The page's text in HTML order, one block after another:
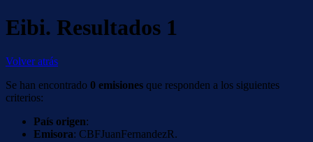
Eibi. Resultados 1
Volver atrás
Se han encontrado 0 emisiones que responden a los siguientes
criterios:
País origen:
Emisora: CBFJuanFernandezR.